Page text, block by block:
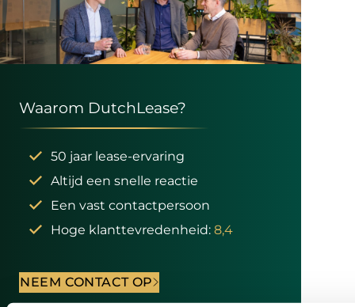
Waarom DutchLease?
50 jaar lease-ervaring
Altijd een snelle reactie
Een vast contactpersoon
Hoge klanttevredenheid: 8,4
NEEM CONTACT OP